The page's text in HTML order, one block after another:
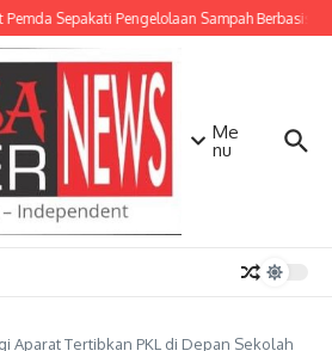
Sepakati Pengelolaan Sampah Berbasis
Me
nu
Aparat Tertibkan PKL di Depan Sekolah